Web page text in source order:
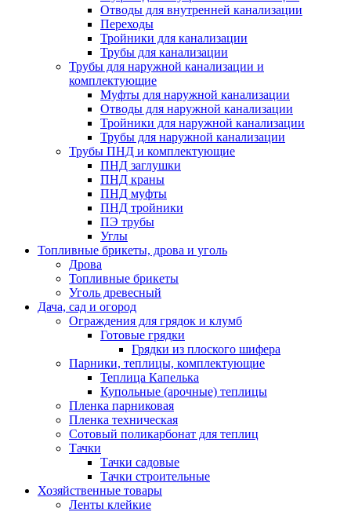
Отводы для внутренней канализации
Переходы
Тройники для канализации
Трубы для канализации
Трубы для наружной канализации и
комплектующие
Муфты для наружной канализации
Отводы для наружной канализации
Тройники для наружной канализации
Трубы для наружной канализации
Трубы ПНД и комплектующие
ПНД заглушки
ПНД краны
ПНД муфты
ПНД тройники
ПЭ трубы
Углы
Топливные брикеты, дрова и уголь
Дрова
Топливные брикеты
Уголь древесный
Дача, сад и огород
Ограждения для грядок и клумб
Готовые грядки
Грядки из плоского шифера
Парники, теплицы, комплектующие
Теплица Капелька
Купольные (арочные) теплицы
Пленка парниковая
Пленка техническая
Сотовый поликарбонат для теплиц
Тачки
Тачки садовые
Тачки строительные
Хозяйственные товары
Ленты клейкие